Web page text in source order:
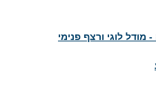
לוגי ורצף פנימי